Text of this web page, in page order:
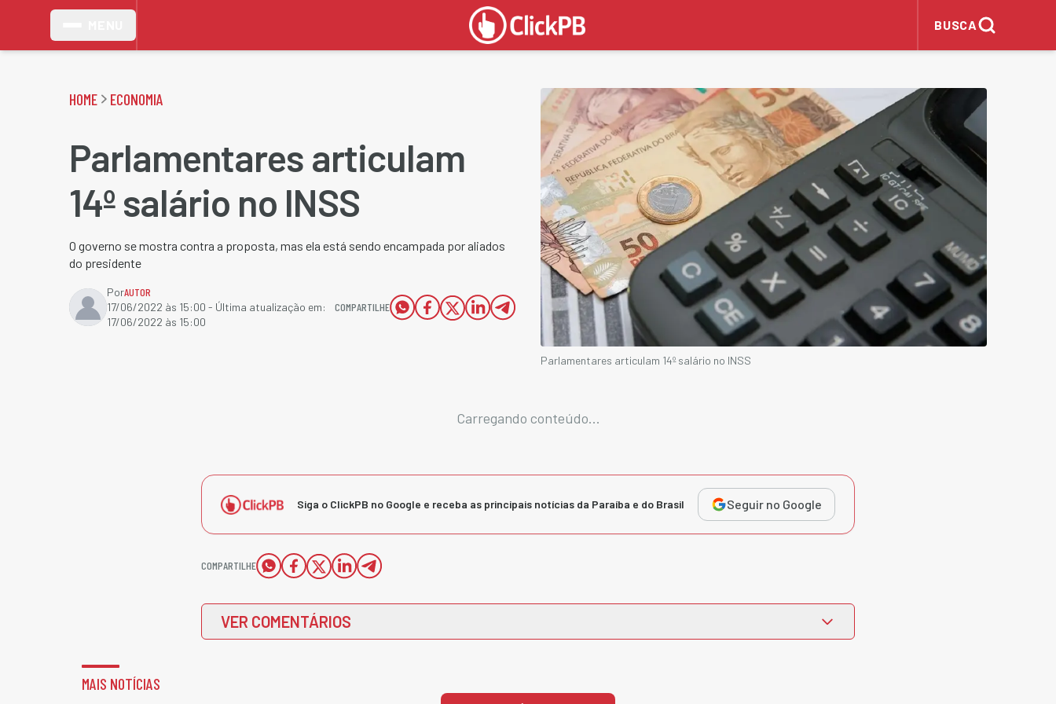
BUSCA
HOME ECONOMIA
Parlamentares articulam
14º salário no INSS
O governo se mostra contra a proposta, mas ela está sendo encampada por aliados
do presidente
PorAUTOR
17/06/2022 às 15:00 - Última atualização em:
17/06/2022 às 15:00
COMPARTILHE
Parlamentares articulam 14º salário no INSS
Carregando conteúdo...
Siga o ClickPB no Google e receba as principais notícias da Paraíba e do Brasil Seguir no Google
COMPARTILHE
VER COMENTÁRIOS
MAIS NOTÍCIAS